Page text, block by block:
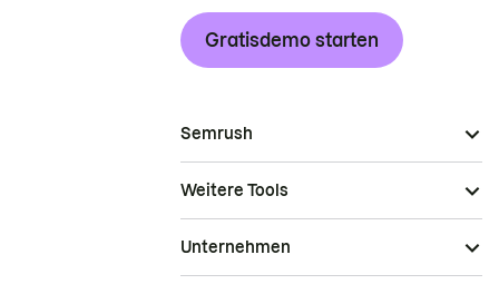
Gratisdemo starten
Semrush
Weitere Tools
Unternehmen